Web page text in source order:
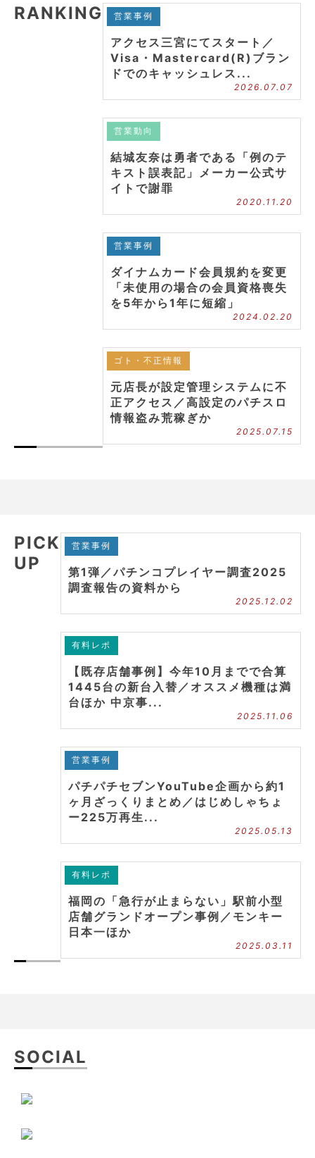
RANKING 営業事例
アクセス三宮にてスタート／
Visa・Mastercard(R)ブラン
ドでのキャッシュレス...
2026.07.07
営業動向
結城友奈は勇者である「例のテ
キスト誤表記」メーカー公式サ
イトで謝罪
2020.11.20
営業事例
ダイナムカード会員規約を変更
「未使用の場合の会員資格喪失
を5年から1年に短縮」
2024.02.20
ゴト・不正情報
元店長が設定管理システムに不
正アクセス／高設定のパチスロ
情報盗み荒稼ぎか
2025.07.15
PICK
UP
営業事例
第1弾／パチンコプレイヤー調査2025
調査報告の資料から
2025.12.02
有料レポ
【既存店舗事例】今年10月までで合算
1445台の新台入替／オススメ機種は満
台ほか 中京事...
2025.11.06
営業事例
パチパチセブンYouTube企画から約1
ヶ月ざっくりまとめ／はじめしゃちょ
ー225万再生...
2025.05.13
有料レポ
福岡の「急行が止まらない」駅前小型
店舗グランドオープン事例／モンキー
日本一ほか
2025.03.11
SOCIAL